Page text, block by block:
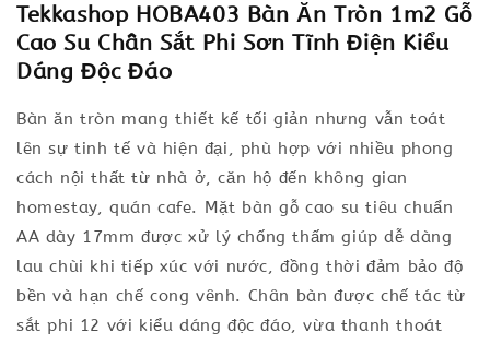
Tekkashop HOBA403 Bàn Ăn Tròn 1m2 Gỗ
Cao Su Chân Sắt Phi Sơn Tĩnh Điện Kiểu
Dáng Độc Đáo
Bàn ăn tròn mang thiết kế tối giản nhưng vẫn toát
lên sự tinh tế và hiện đại, phù hợp với nhiều phong
cách nội thất từ nhà ở, căn hộ đến không gian
homestay, quán cafe. Mặt bàn gỗ cao su tiêu chuẩn
AA dày 17mm được xử lý chống thấm giúp dễ dàng
lau chùi khi tiếp xúc với nước, đồng thời đảm bảo độ
bền và hạn chế cong vênh. Chân bàn được chế tác từ
sắt phi 12 với kiểu dáng độc đáo, vừa thanh thoát